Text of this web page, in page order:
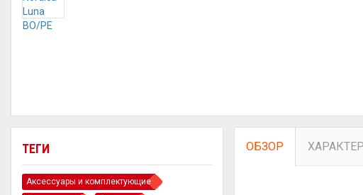
ТЕГИ
Аксессуары и комплектующие
ОБЗОР